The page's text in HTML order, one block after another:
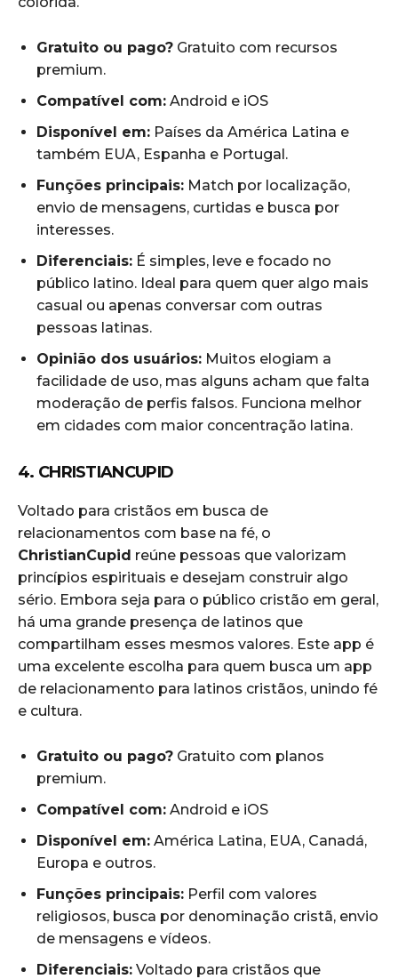
Gratuito ou pago? Gratuito com recursos
premium.
Compatível com: Android e iOS
Disponível em: Países da América Latina e
também EUA, Espanha e Portugal.
Funções principais: Match por localização,
envio de mensagens, curtidas e busca por
interesses.
Diferenciais: É simples, leve e focado no
público latino. Ideal para quem quer algo mais
casual ou apenas conversar com outras
pessoas latinas.
Opinião dos usuários: Muitos elogiam a
facilidade de uso, mas alguns acham que falta
moderação de perfis falsos. Funciona melhor
em cidades com maior concentração latina.
4. CHRISTIANCUPID
Voltado para cristãos em busca de
relacionamentos com base na fé, o
ChristianCupid reúne pessoas que valorizam
princípios espirituais e desejam construir algo
sério. Embora seja para o público cristão em geral,
há uma grande presença de latinos que
compartilham esses mesmos valores. Este app é
uma excelente escolha para quem busca um app
de relacionamento para latinos cristãos, unindo fé
e cultura.
Gratuito ou pago? Gratuito com planos
premium.
Compatível com: Android e iOS
Disponível em: América Latina, EUA, Canadá,
Europa e outros.
Funções principais: Perfil com valores
religiosos, busca por denominação cristã, envio
de mensagens e vídeos.
Diferenciais: Voltado para cristãos que